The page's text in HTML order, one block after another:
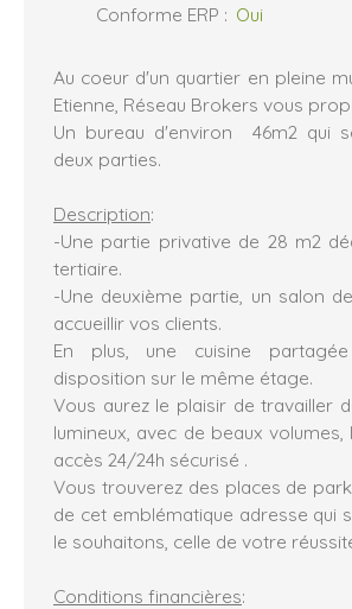
Conforme ERP : Oui
Au coeur d'un quartier en pleine
Etienne, Réseau Brokers vous
Un bureau d'environ 46m2 qui
deux parties.
Description:
-Une partie privative de 28 m2
tertiaire.
-Une deuxième partie, un salon
accueillir vos clients.
En plus, une cuisine
disposition sur le même étage.
Vous aurez le plaisir de travailler
lumineux, avec de beaux volumes,
accès 24/24h sécurisé .
Vous trouverez des places de
de cet emblématique adresse qui
le souhaitons, celle de votre
Conditions financières: